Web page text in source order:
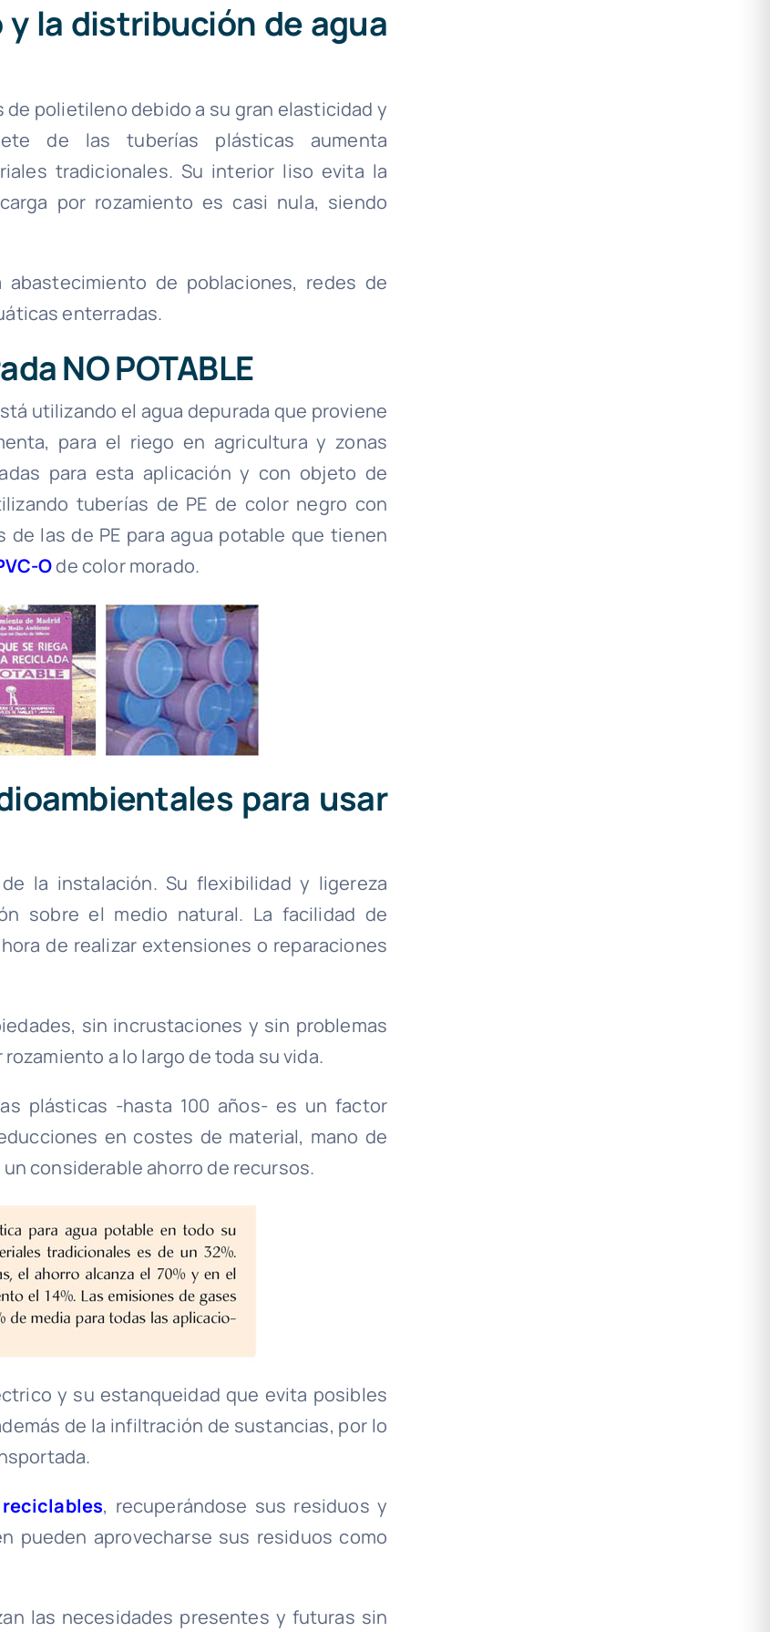
la distribución de agua
polietileno debido a su gran elasticidad y
de las tuberías plásticas aumenta
tradicionales. Su interior liso evita la
por rozamiento es casi nula, siendo
de poblaciones, redes de
enterradas.
NO POTABLE
utilizando el agua depurada que proviene
para el riego en agricultura y zonas
para esta aplicación y con objeto de
tuberías de PE de color negro con
de las de PE para agua potable que tienen
Ode color morado.
para usar
la instalación. Su flexibilidad y ligereza
sobre el medio natural. La facilidad de
de realizar extensiones o reparaciones
sin incrustaciones y sin problemas
a lo largo de toda su vida.
plásticas -hasta 100 años- es un factor
en costes de material, mano de
considerable ahorro de recursos.
y su estanqueidad que evita posibles
de la infiltración de sustancias, por lo
reciclables, recuperándose sus residuos y
pueden aprovecharse sus residuos como
las necesidades presentes y futuras sin